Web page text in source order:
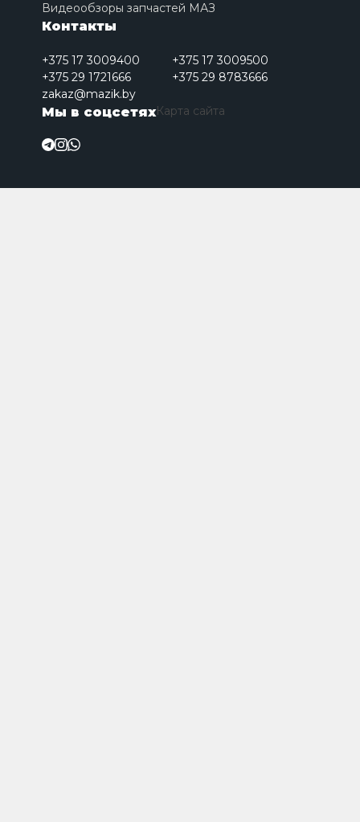
Видеообзоры запчастей МАЗ
Контакты
+375 17 3009400
+375 17 3009500
+375 29 1721666
+375 29 8783666
zakaz@mazik.by
Мы в соцсетяхКарта сайта